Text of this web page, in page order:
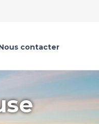
contacter